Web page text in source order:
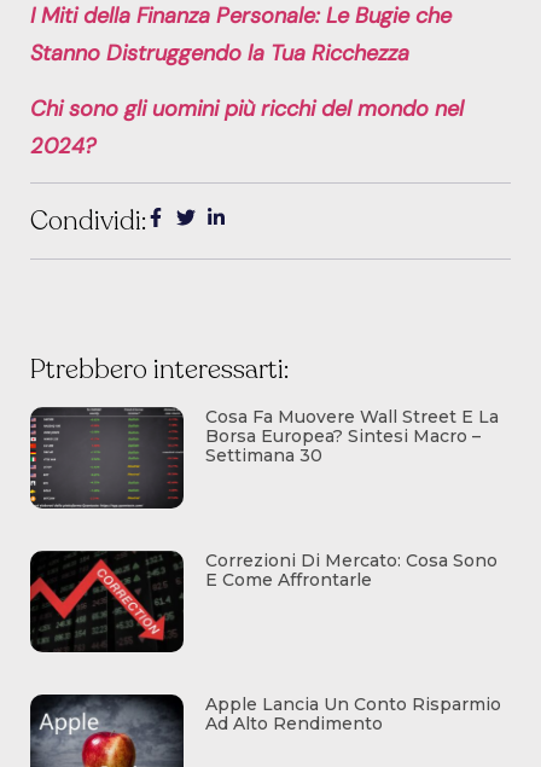
I Miti della Finanza Personale: Le Bugie che
Stanno Distruggendo la Tua Ricchezza
Chi sono gli uomini più ricchi del mondo nel
2024?
Condividi:
Ptrebbero interessarti:
Cosa Fa Muovere Wall Street E La
Borsa Europea? Sintesi Macro –
Settimana 30
Correzioni Di Mercato: Cosa Sono
E Come Affrontarle
Apple Lancia Un Conto Risparmio
Ad Alto Rendimento